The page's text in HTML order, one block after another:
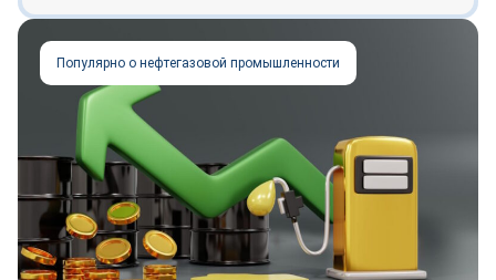
Популярно о нефтегазовой промышленности